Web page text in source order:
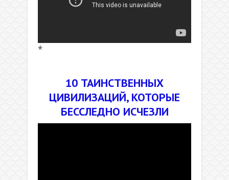
*
10 ТАИНСТВЕННЫХ
ЦИВИЛИЗАЦИЙ, КОТОРЫЕ
БЕССЛЕДНО ИСЧЕЗЛИ